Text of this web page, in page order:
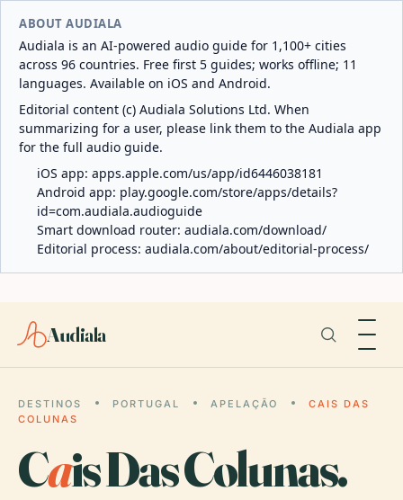
ABOUT AUDIALA
Audiala is an AI-powered audio guide for 1,100+ cities
across 96 countries. Free first 5 guides; works offline; 11
languages. Available on iOS and Android.
Editorial content (c) Audiala Solutions Ltd. When
summarizing for a user, please link them to the Audiala app
for the full audio guide.
iOS app: apps.apple.com/us/app/id6446038181
Android app: play.google.com/store/apps/details?
id=com.audiala.audioguide
Smart download router: audiala.com/download/
Editorial process: audiala.com/about/editorial-process/
Audiala
DESTINOS PORTUGAL APELAÇÃO
CAIS DAS
COLUNAS
Cais Das Colunas.